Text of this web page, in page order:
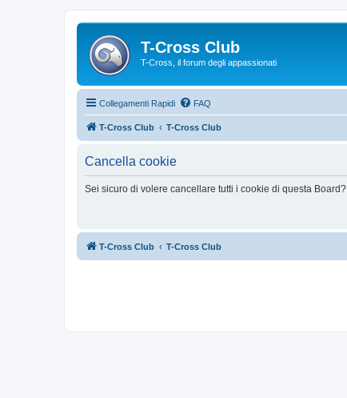
T-Cross Club
T-Cross, il forum degli appassionati
Collegamenti Rapidi FAQ
T-Cross Club T-Cross Club
Cancella cookie
Sei sicuro di volere cancellare tutti i cookie di questa Board?
T-Cross Club T-Cross Club